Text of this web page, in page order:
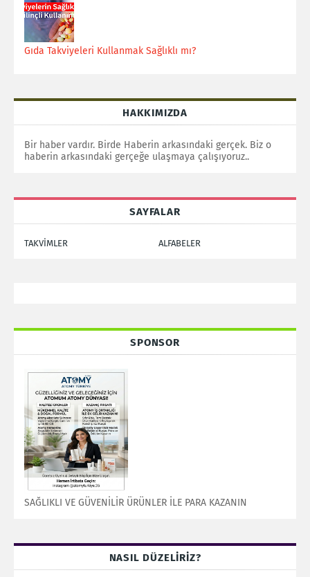
Gıda Takviyeleri Kullanmak Sağlıklı mı?
HAKKIMIZDA
Bir haber vardır. Birde Haberin arkasındaki gerçek. Biz o
haberin arkasındaki gerçeğe ulaşmaya çalışıyoruz..
SAYFALAR
TAKVİMLER ALFABELER
SPONSOR
SAĞLIKLI VE GÜVENİLİR ÜRÜNLER İLE PARA KAZANIN
NASIL DÜZELİRİZ?